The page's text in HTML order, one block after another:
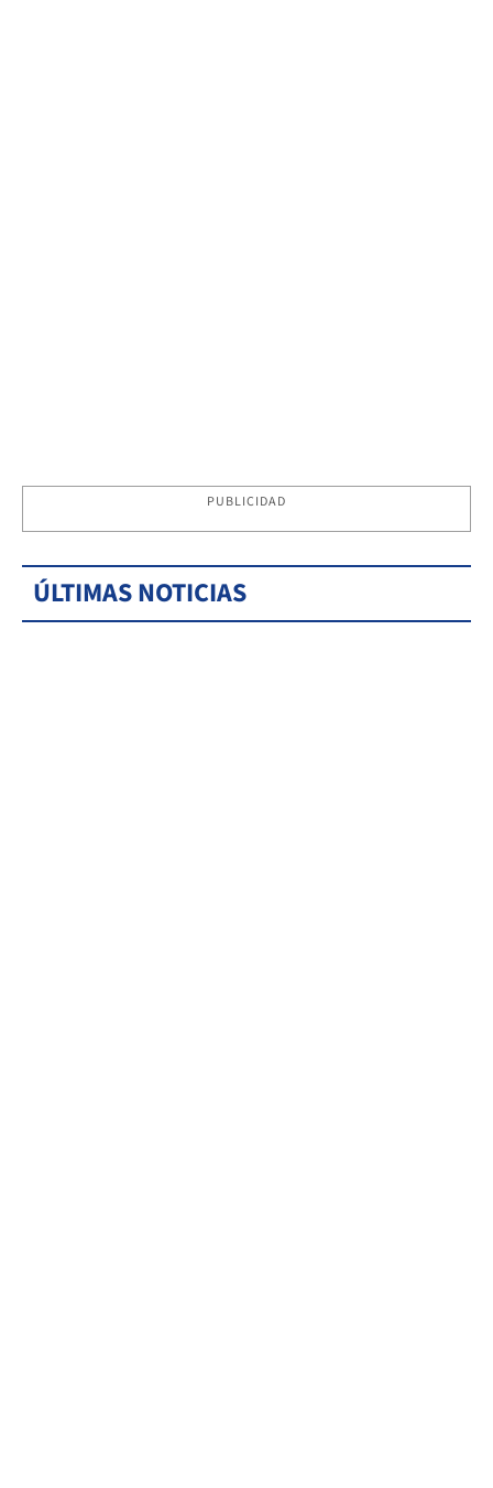
PUBLICIDAD
ÚLTIMAS NOTICIAS